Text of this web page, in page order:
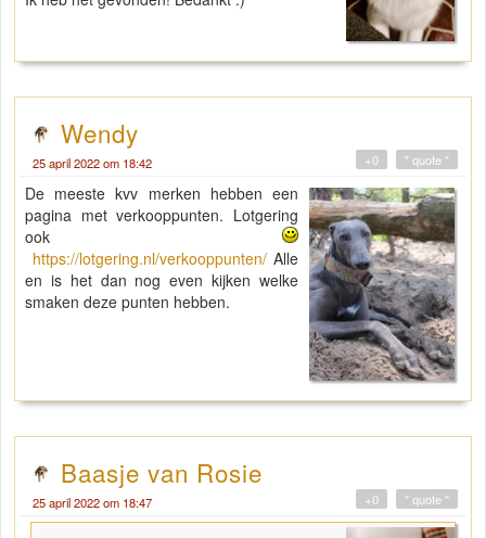
Wendy
25 april 2022 om 18:42 " quote "
+0
De meeste kvv merken hebben een
pagina met verkooppunten. Lotgering
ook
https://lotgering.nl/verkooppunten/Alle
en is het dan nog even kijken welke
smaken deze punten hebben.
Baasje van Rosie
25 april 2022 om 18:47 " quote "
+0